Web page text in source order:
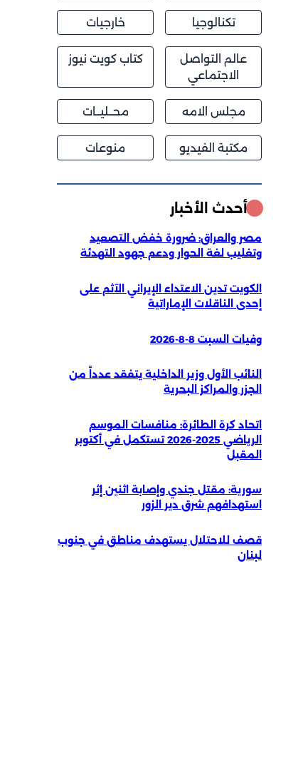
تكنالوجيا خارجيات
عالم التواصل
الاجتماعي
كتاب كويت نيوز
مجلس الامه محــليــات
مكتبة الفيديو منوعات
أحدث الأخبار
مصر والعراق: ضرورة خفض التصعيد
وتغليب لغة الحوار ودعم جهود التهدئة
الكويت تدين الاعتداء الإيراني الآثم على
إحدى الناقلات الإماراتية
وفيات السبت 8-8-2026
النائب الأول وزير الداخلية يتفقد عدداً من
الجزر والمراكز البحرية
اتحاد كرة الطائرة: منافسات الموسم
الرياضي 2025-2026 تستكمل في أكتوبر
المقبل
سورية: مقتل جندي وإصابة اثنين إثر
‏استهدافهم شرق دير الزور
قصف للاحتلال يستهدف مناطق في جنوب
لبنان